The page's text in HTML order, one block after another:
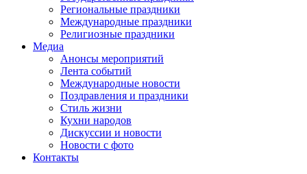
Региональные праздники
Международные праздники
Религиозные праздники
Медиа
Анонсы мероприятий
Лента событий
Международные новости
Поздравления и праздники
Cтиль жизни
Кухни народов
Дискуссии и новости
Новости с фото
Контакты